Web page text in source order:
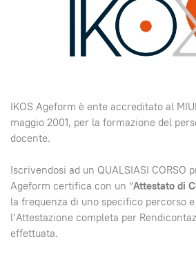
IKOS Ageform è ente accreditato al
maggio 2001, per la formazione del
docente.
Iscrivendosi ad un QUALSIASI CORSO
Ageform certifica con un “Attestato di
la frequenza di uno specifico percorso
l’Attestazione completa per
effettuata.